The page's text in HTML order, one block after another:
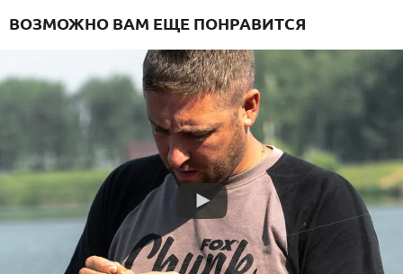
ВОЗМОЖНО ВАМ ЕЩЕ ПОНРАВИТСЯ